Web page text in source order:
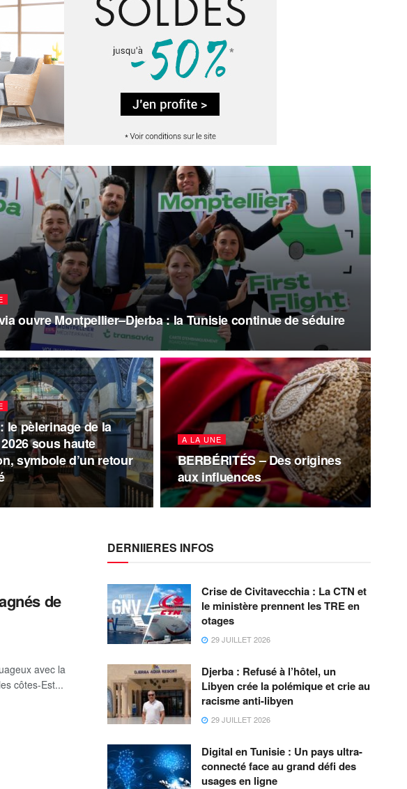
ouvre Montpellier–Djerba : la Tunisie continue de séduire
le pèlerinage de la
sous haute
symbole d’un retour
A LA UNE
BERBÉRITÉS – Des origines
aux influences
de
avec la
côtes-Est...
DERNIIERES INFOS
Crise de Civitavecchia : La CTN et
le ministère prennent les TRE en
otages
29 JUILLET 2026
Djerba : Refusé à l’hôtel, un
Libyen crée la polémique et crie au
racisme anti-libyen
29 JUILLET 2026
Digital en Tunisie : Un pays ultra-
connecté face au grand défi des
usages en ligne